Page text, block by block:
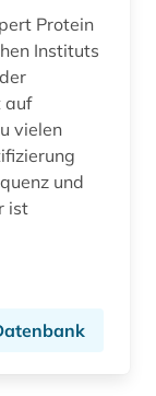
Protein
Instituts
auf
vielen
und
ist